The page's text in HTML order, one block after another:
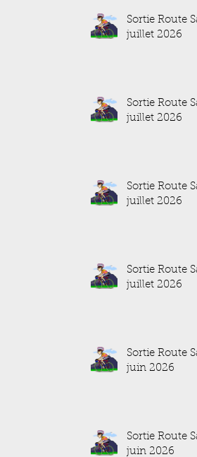
Sortie Route
juillet 2026
Sortie Route
juillet 2026
Sortie Route
juillet 2026
Sortie Route
juillet 2026
Sortie Route
juin 2026
Sortie Route
juin 2026